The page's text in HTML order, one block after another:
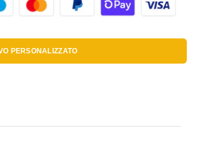
PERSONALIZZATO